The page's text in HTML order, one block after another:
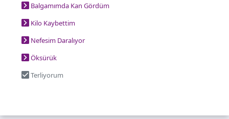
Balgamımda Kan Gördüm
Kilo Kaybettim
Nefesim Daralıyor
Öksürük
Terliyorum